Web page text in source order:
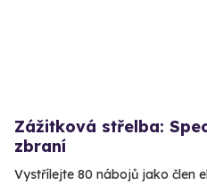
Zážitková střelba:
zbraní
Vystřílejte 80 nábojů jako člen